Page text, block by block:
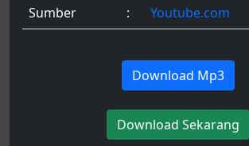
Sumber
: Youtube.com
Download Mp3
Download Sekarang